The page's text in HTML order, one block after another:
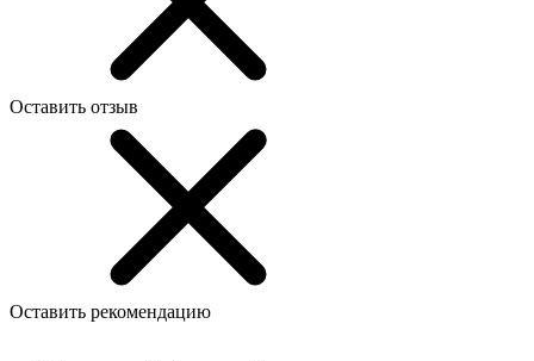
Оставить отзыв
Оставить рекомендацию